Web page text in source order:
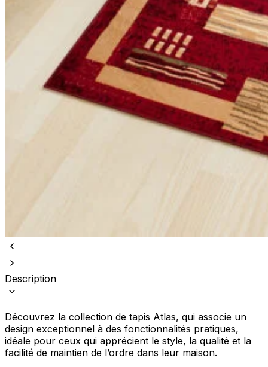
Description
Découvrez la collection de tapis Atlas, qui associe un
design exceptionnel à des fonctionnalités pratiques,
idéale pour ceux qui apprécient le style, la qualité et la
facilité de maintien de l’ordre dans leur maison.